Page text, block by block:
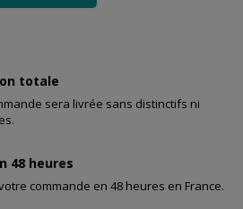
totale
sera livrée sans distinctifs ni
48 heures
commande en 48 heures en France.